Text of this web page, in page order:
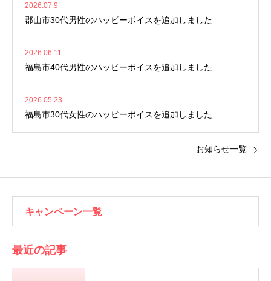
2026.07.9
郡山市30代男性のハッピーボイスを追加しました
2026.06.11
福島市40代男性のハッピーボイスを追加しました
2026.05.23
福島市30代女性のハッピーボイスを追加しました
お知らせ一覧
キャンペーン一覧
最近の記事